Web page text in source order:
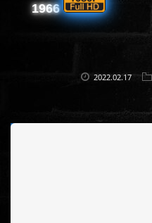
semmilyen jogsértő tartalmat.
1966
2022.02.17